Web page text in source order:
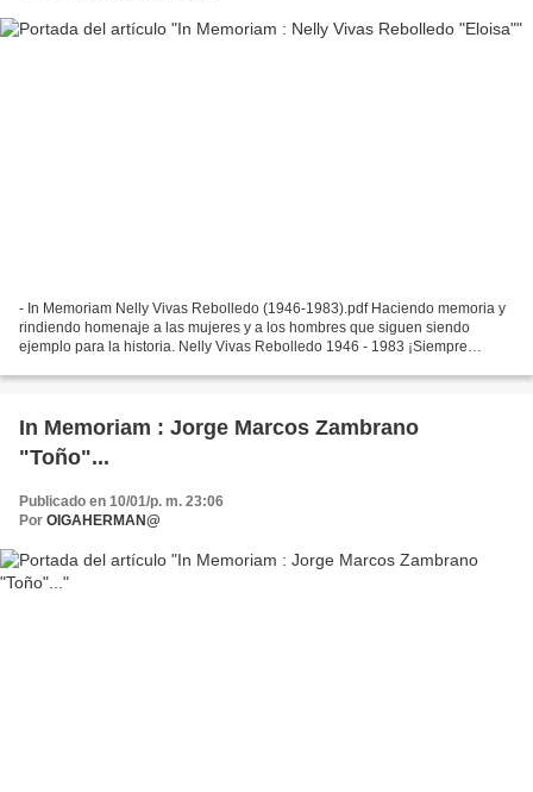
- In Memoriam Nelly Vivas Rebolledo (1946-1983).pdf Haciendo memoria y
rindiendo homenaje a las mujeres y a los hombres que siguen siendo
ejemplo para la historia. Nelly Vivas Rebolledo 1946 - 1983 ¡Siempre
In Memoriam : Jorge Marcos Zambrano
"Toño"...
Publicado en 10/01/p. m. 23:06
Por OIGAHERMAN@